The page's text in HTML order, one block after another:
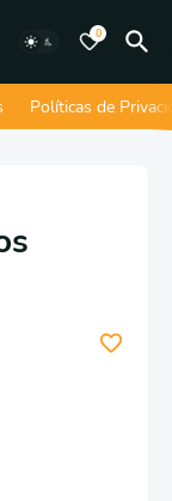
0
Políticas de